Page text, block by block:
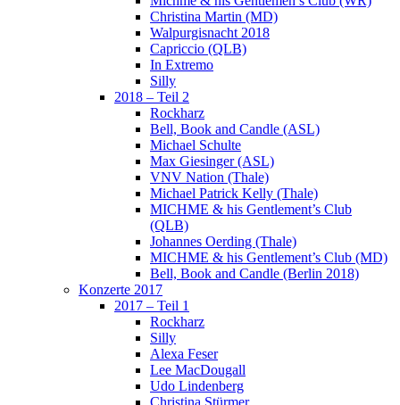
Christina Martin (MD)
Walpurgisnacht 2018
Capriccio (QLB)
In Extremo
Silly
2018 – Teil 2
Rockharz
Bell, Book and Candle (ASL)
Michael Schulte
Max Giesinger (ASL)
VNV Nation (Thale)
Michael Patrick Kelly (Thale)
MICHME & his Gentlement’s Club
(QLB)
Johannes Oerding (Thale)
MICHME & his Gentlement’s Club (MD)
Bell, Book and Candle (Berlin 2018)
Konzerte 2017
2017 – Teil 1
Rockharz
Silly
Alexa Feser
Lee MacDougall
Udo Lindenberg
Christina Stürmer